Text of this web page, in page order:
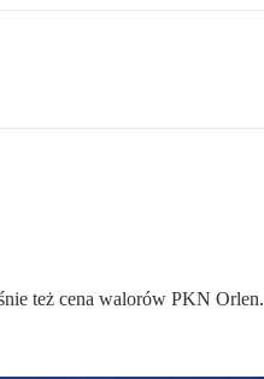
też cena walorów PKN Orlen.